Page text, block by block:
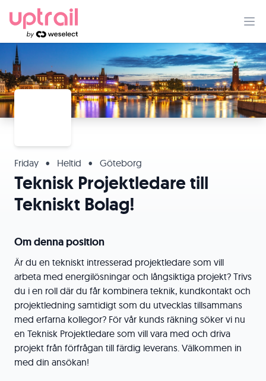
Friday • Heltid • Göteborg
Teknisk Projektledare till
Tekniskt Bolag!
Om denna position
Är du en tekniskt intresserad projektledare som vill
arbeta med energilösningar och långsiktiga projekt? Trivs
du i en roll där du får kombinera teknik, kundkontakt och
projektledning samtidigt som du utvecklas tillsammans
med erfarna kollegor? För vår kunds räkning söker vi nu
en Teknisk Projektledare som vill vara med och driva
projekt från förfrågan till färdig leverans. Välkommen in
med din ansökan!